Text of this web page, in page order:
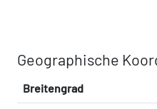
Geographische
Breitengrad